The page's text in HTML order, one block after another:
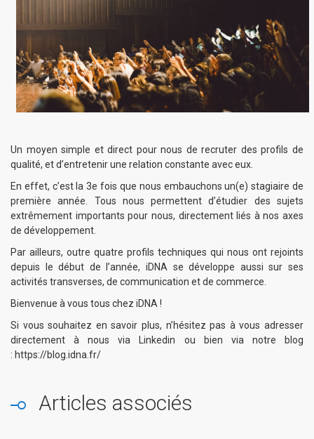
Un moyen simple et direct pour nous de recruter des profils de
qualité, et d’entretenir une relation constante avec eux.
En effet, c’est la 3e fois que nous embauchons un(e) stagiaire de
première année. Tous nous permettent d’étudier des sujets
extrêmement importants pour nous, directement liés à nos axes
de développement.
Par ailleurs, outre quatre profils techniques qui nous ont rejoints
depuis le début de l’année, iDNA se développe aussi sur ses
activités transverses, de communication et de commerce.
Bienvenue à vous tous chez iDNA !
Si vous souhaitez en savoir plus, n’hésitez pas à vous adresser
directement à nous via Linkedin ou bien via notre blog
: https://blog.idna.fr/
Articles associés